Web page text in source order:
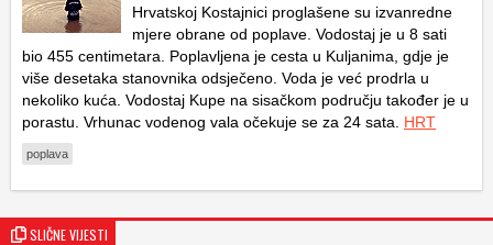
Hrvatskoj Kostajnici proglašene su izvanredne
mjere obrane od poplave. Vodostaj je u 8 sati
bio 455 centimetara. Poplavljena je cesta u Kuljanima, gdje je
više desetaka stanovnika odsječeno. Voda je već prodrla u
nekoliko kuća. Vodostaj Kupe na sisačkom području također je u
porastu. Vrhunac vodenog vala očekuje se za 24 sata. HRT
poplava
SLIČNE VIJESTI